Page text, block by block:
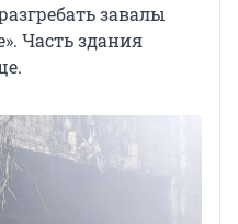
завалы
Часть здания